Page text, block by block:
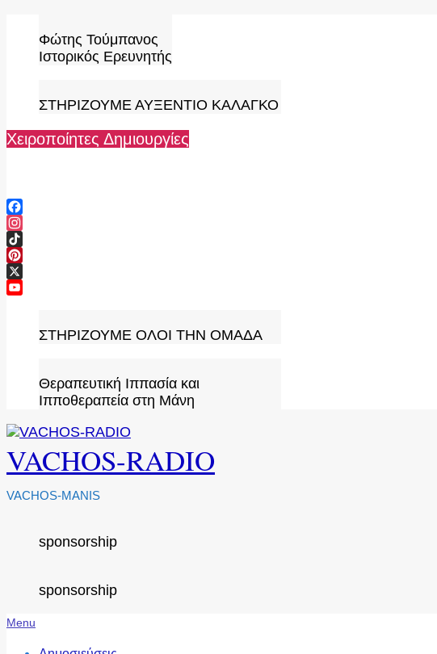
content
Φώτης Τούμπανος
Ιστορικός Ερευνητής
ΣΤΗΡΙΖΟΥΜΕ ΑΥΞΕΝΤΙΟ ΚΑΛΑΓΚΟ
Χειροποίητες Δημιουργίες
Facebook
Instagram
TikTok
Pinterest
X
ΣΤΗΡΙΖΟΥΜΕ ΟΛΟΙ ΤΗΝ ΟΜΑΔΑ
Θεραπευτική Ιππασία και
Ιπποθεραπεία στη Μάνη
VACHOS-RADIO
VACHOS-MANIS
sponsorship
sponsorship
Secondary
Menu